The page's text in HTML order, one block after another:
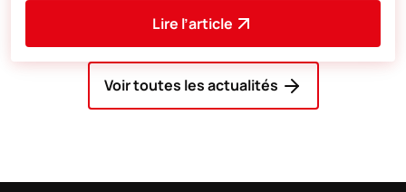
Lire l’article
Voir toutes les actualités